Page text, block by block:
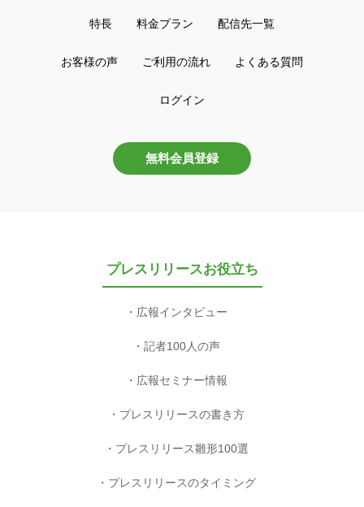
特長 料金プラン 配信先一覧
お客様の声 ご利用の流れ よくある質問
ログイン
無料会員登録
プレスリリースお役立ち
広報インタビュー
記者100人の声
広報セミナー情報
プレスリリースの書き方
プレスリリース雛形100選
プレスリリースのタイミング